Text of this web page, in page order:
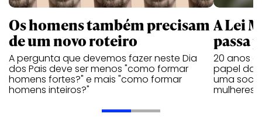
Os homens também precisam
de um novo roteiro
A pergunta que devemos fazer neste Dia
dos Pais deve ser menos "como formar
homens fortes?" e mais "como formar
homens inteiros?"
A Lei
passa
20 anos
papel da
uma
mulheres